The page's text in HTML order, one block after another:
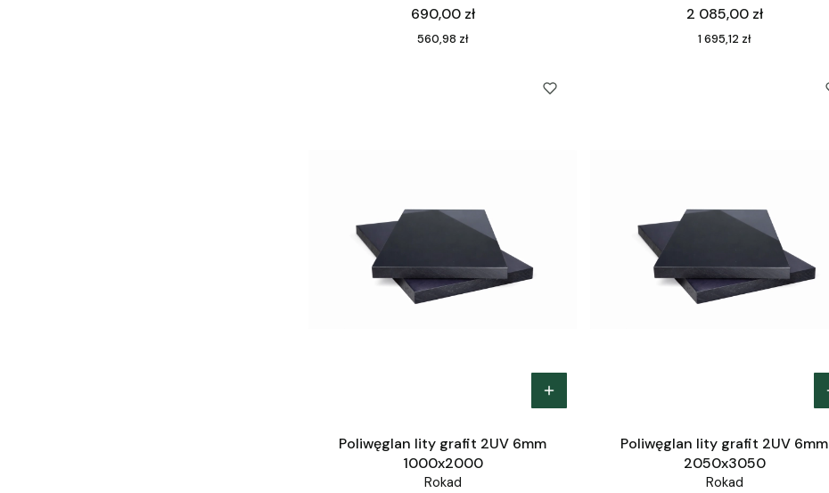
Cena
690,00 zł
Cena
560,98 zł
Cena
2 085,00 zł
Cena
1 695,12 zł
Poliwęglan lity grafit 2UV 6mm
1000x2000
Rokad
Poliwęglan lity grafit 2UV 6mm
2050x3050
Rokad